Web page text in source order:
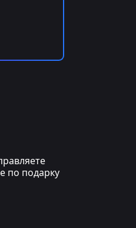
по подарку